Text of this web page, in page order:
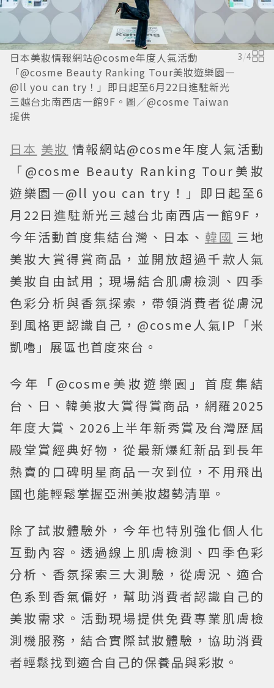
日本美妝情報網站@cosme年度人氣活動
「@cosme Beauty Ranking Tour美妝遊樂園—
@ll you can try！」即日起至6月22日進駐新光
三越台北南西店一館9F。圖／@cosme Taiwan
提供
3 /4
日本 美妝 情報網站@cosme年度人氣活動
「@cosme Beauty Ranking Tour美妝
遊樂園—@ll you can try！」即日起至6
月22日進駐新光三越台北南西店一館9F，
今年活動首度集結台灣、日本、 韓國 三地
美妝大賞得賞商品，並開放超過千款人氣
美妝自由試用；現場結合肌膚檢測、四季
色彩分析與香氛探索，帶領消費者從膚況
到風格更認識自己，@cosme人氣IP「米
凱嚕」展區也首度來台。
今年「@cosme美妝遊樂園」首度集結
台、日、韓美妝大賞得賞商品，網羅2025
年度大賞、2026上半年新秀賞及台灣歷屆
殿堂賞經典好物，從最新爆紅新品到長年
熱賣的口碑明星商品一次到位，不用飛出
國也能輕鬆掌握亞洲美妝趨勢清單。
除了試妝體驗外，今年也特別強化個人化
互動內容。透過線上肌膚檢測、四季色彩
分析、香氛探索三大測驗，從膚況、適合
色系到香氣偏好，幫助消費者認識自己的
美妝需求。活動現場提供免費專業肌膚檢
測機服務，結合實際試妝體驗，協助消費
者輕鬆找到適合自己的保養品與彩妝。